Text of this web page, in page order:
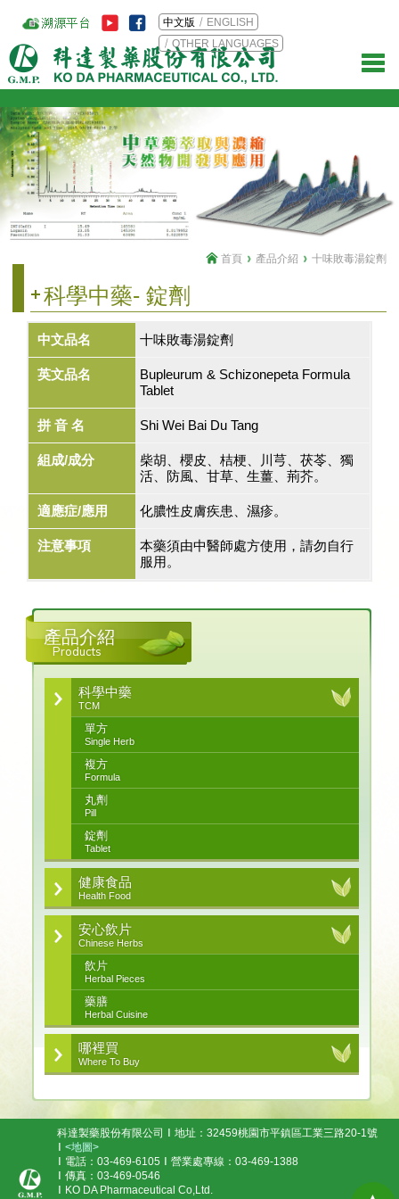
中文版
ENGLISH
OTHER LANGUAGES
科學中藥- 錠劑
首頁 產品介紹 十味敗毒湯錠劑
中文品名 十味敗毒湯錠劑
英文品名
Bupleurum & Schizonepeta Formula
Tablet
拼 音 名 Shi Wei Bai Du Tang
組成/成分
柴胡、櫻皮、桔梗、川芎、茯苓、獨
活、防風、甘草、生薑、荊芥。
適應症/應用 化膿性皮膚疾患、濕疹。
注意事項
本藥須由中醫師處方使用，請勿自行
服用。
產品介紹
Products
科學中藥
TCM
單方
Single Herb
複方
Formula
丸劑
Pill
錠劑
Tablet
健康食品
Health Food
安心飲片
Chinese Herbs
飲片
Herbal Pieces
藥膳
Herbal Cuisine
哪裡買
Where To Buy
科達製藥股份有限公司
地址：32459桃園市平鎮區工業三路20-1號
<地圖>
電話：03-469-6105
營業處專線：03-469-1388
傳真：03-469-0546
KO DA Pharmaceutical Co,Ltd.